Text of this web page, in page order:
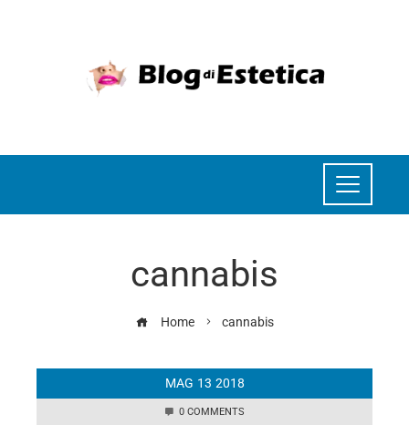
cannabis
Home cannabis
MAG 13 2018
0 COMMENTS